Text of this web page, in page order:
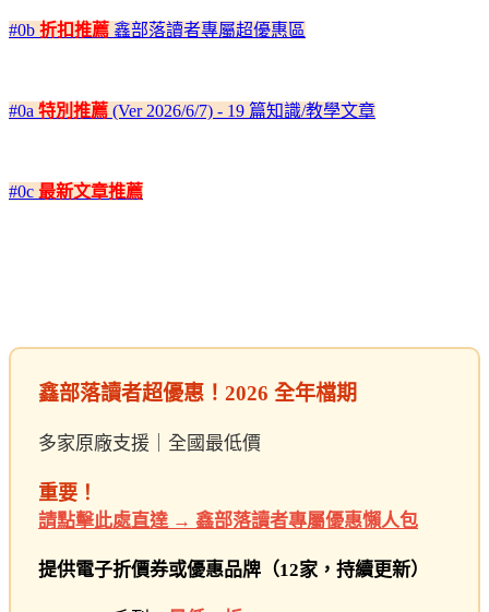
#0b 折扣推薦 鑫部落讀者專屬超優惠區
#0a 特別推薦 (Ver 2026/6/7) - 19 篇知識/教學文章
#0c 最新文章推薦
鑫部落讀者超優惠！2026 全年檔期
多家原廠支援｜全國最低價
重要！
請點擊此處直達 → 鑫部落讀者專屬優惠懶人包
提供電子折價券或優惠品牌（12家，持續更新）